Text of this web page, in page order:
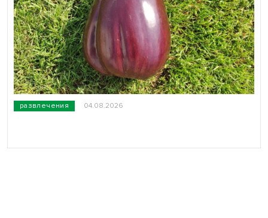
развлечения 04.08.2026